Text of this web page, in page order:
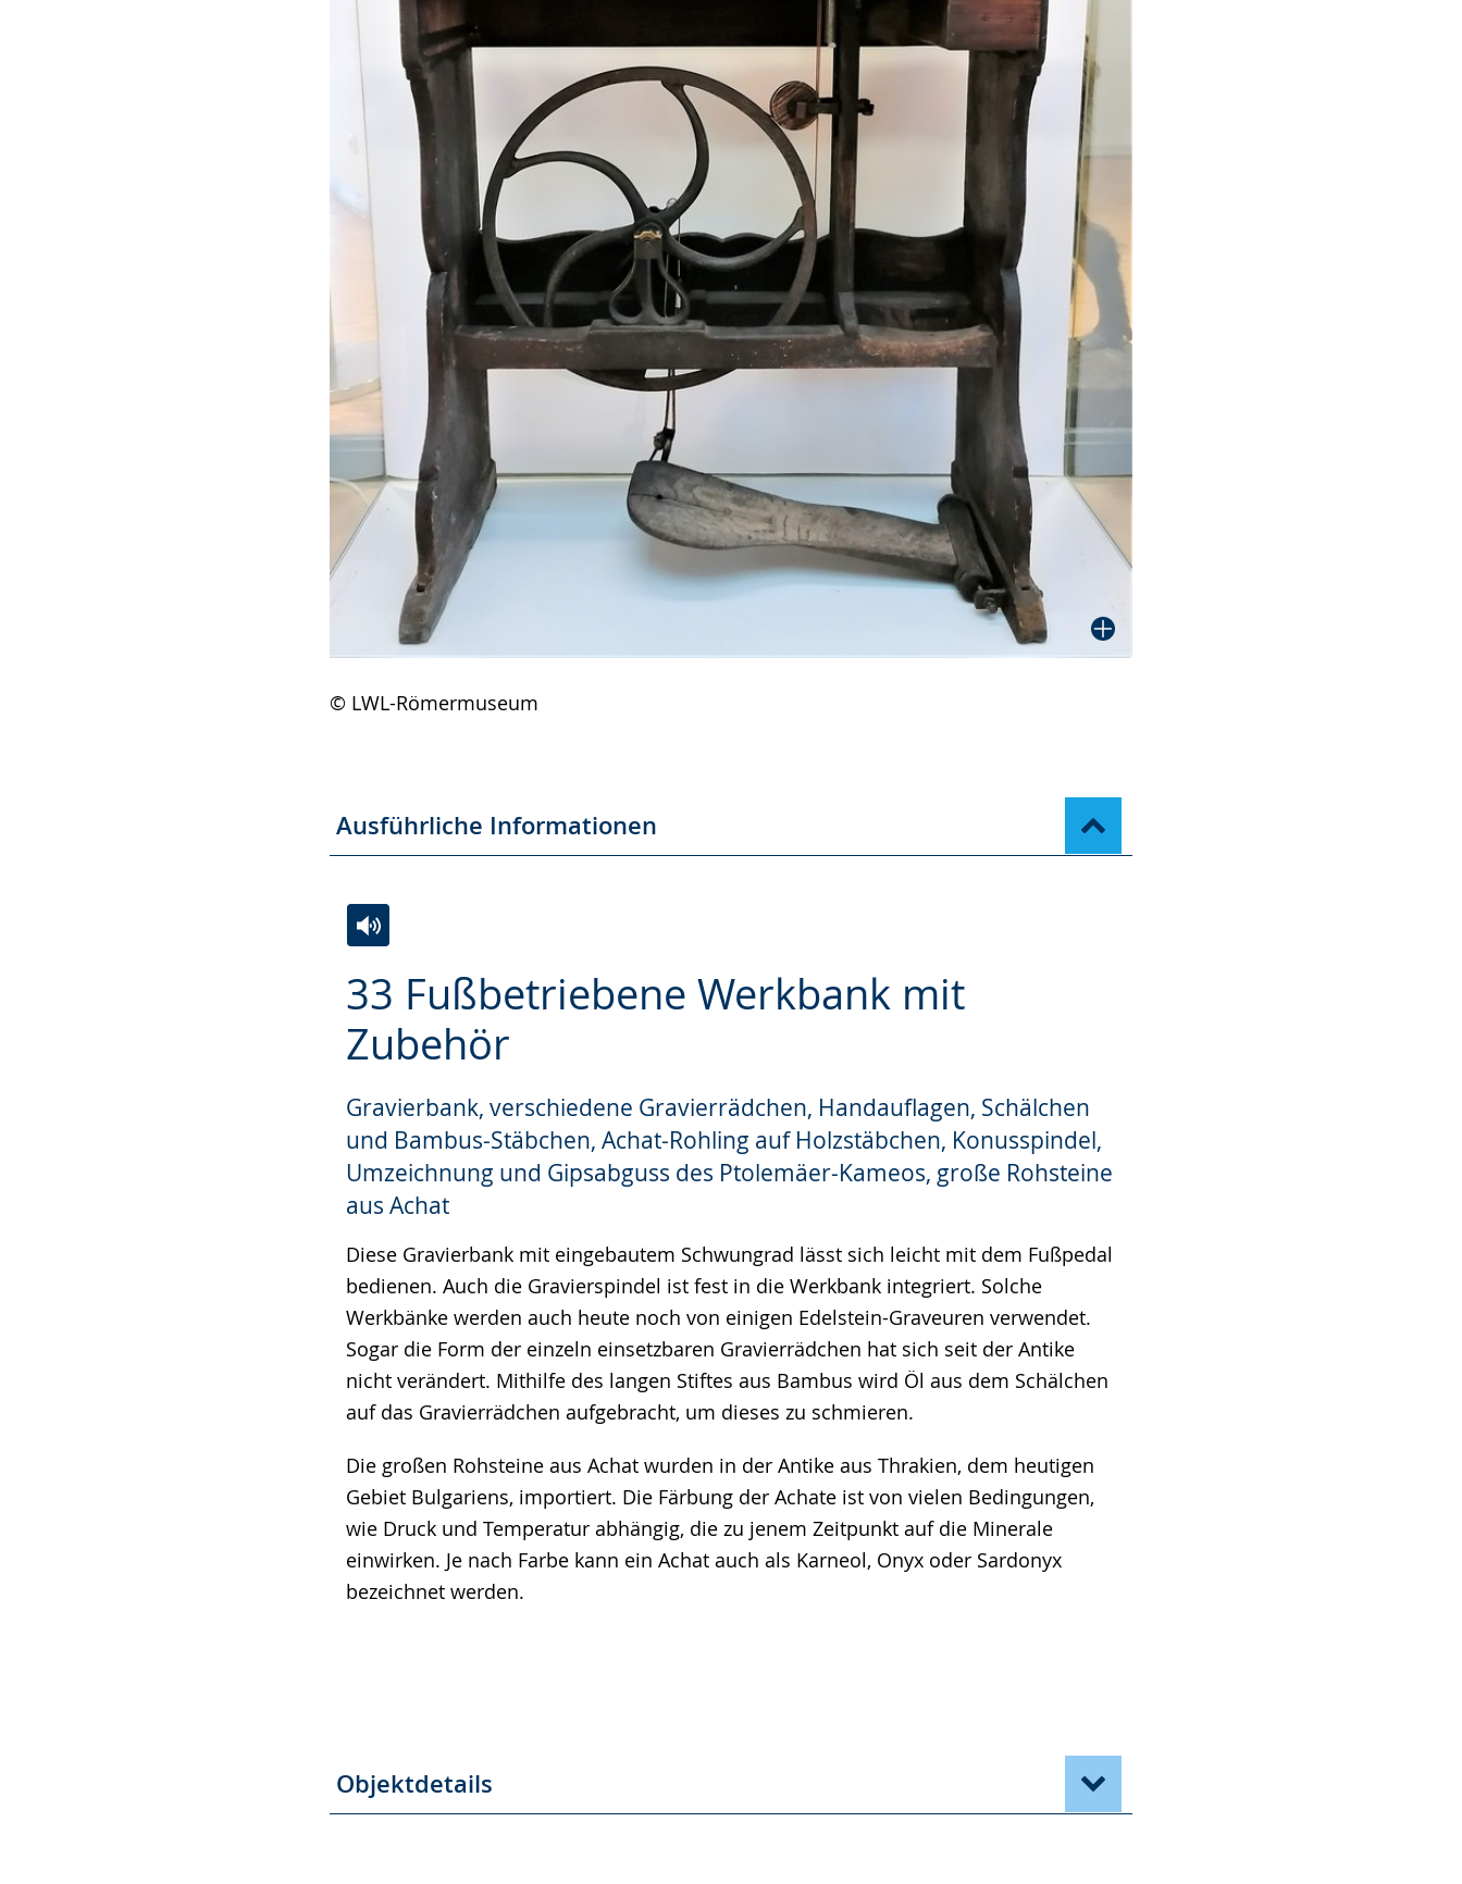
© LWL-Römermuseum
Ausführliche Informationen
33 Fußbetriebene Werkbank mit
Zubehör
Gravierbank, verschiedene Gravierrädchen, Handauflagen, Schälchen
und Bambus-Stäbchen, Achat-Rohling auf Holzstäbchen, Konusspindel,
Umzeichnung und Gipsabguss des Ptolemäer-Kameos, große Rohsteine
aus Achat
Diese Gravierbank mit eingebautem Schwungrad lässt sich leicht mit dem Fußpedal
bedienen. Auch die Gravierspindel ist fest in die Werkbank integriert. Solche
Werkbänke werden auch heute noch von einigen Edelstein-Graveuren verwendet.
Sogar die Form der einzeln einsetzbaren Gravierrädchen hat sich seit der Antike
nicht verändert. Mithilfe des langen Stiftes aus Bambus wird Öl aus dem Schälchen
auf das Gravierrädchen aufgebracht, um dieses zu schmieren.
Die großen Rohsteine aus Achat wurden in der Antike aus Thrakien, dem heutigen
Gebiet Bulgariens, importiert. Die Färbung der Achate ist von vielen Bedingungen,
wie Druck und Temperatur abhängig, die zu jenem Zeitpunkt auf die Minerale
einwirken. Je nach Farbe kann ein Achat auch als Karneol, Onyx oder Sardonyx
bezeichnet werden.
Leichten
Sprache
wechseln.
Audio-
Unterstützung.
Video
in
Deutscher
wird
angezeigt.
Objektdetails